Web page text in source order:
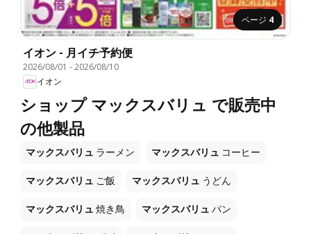
ページ 4
イオン - 月イチ予約便
2026/08/01 -2026/08/10
イオン
ショップ マックスバリュ で販売中
の他製品
マックスバリュ ラーメン マックスバリュ コーヒー
マックスバリュ ご飯 マックスバリュ うどん
マックスバリュ 焼き鳥 マックスバリュ パン